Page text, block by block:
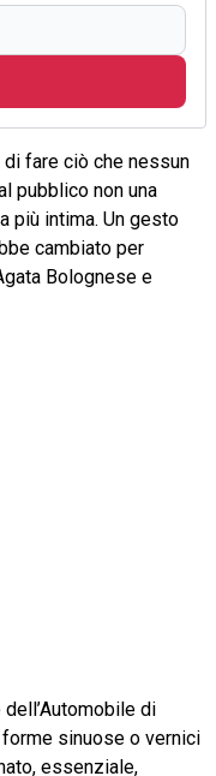
fare ciò che nessun
pubblico non una
più intima. Un gesto
cambiato per
Bolognese e
di
forme sinuose o vernici
essenziale,